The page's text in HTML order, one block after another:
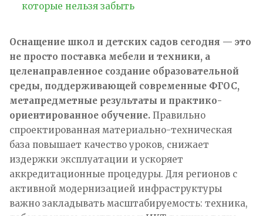
которые нельзя забыть
Оснащение школ и детских садов сегодня — это
не просто поставка мебели и техники, а
целенаправленное создание образовательной
среды, поддерживающей современные ФГОС,
метапредметные результаты и практико-
ориентированное обучение. Правильно
спроектированная материально-техническая
база повышает качество уроков, снижает
издержки эксплуатации и ускоряет
аккредитационные процедуры. Для регионов с
активной модернизацией инфраструктуры
важно закладывать масштабируемость: техника,